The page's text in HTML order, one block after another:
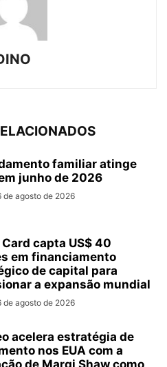
familiar atinge
junho de 2026
de agosto de 2026
capta US$ 40
em financiamento
de capital para
a expansão mundial
de agosto de 2026
acelera estratégia de
nos EUA com a
de Margi Shaw como